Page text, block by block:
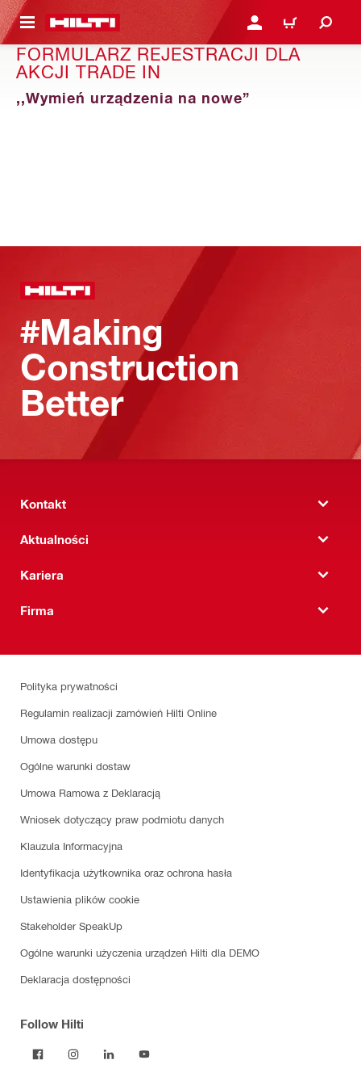
GŁÓWNEJ ZALOGUJ SIĘ LUB
KOSZYK
FORMULARZ REJESTRACJI DLA
AKCJI TRADE IN
,,Wymień urządzenia na nowe”
#Making
Construction
Better
Kontakt
Aktualności
Kariera
Firma
Polityka prywatności
Regulamin realizacji zamówień Hilti Online
Umowa dostępu
Ogólne warunki dostaw
Umowa Ramowa z Deklaracją
Wniosek dotyczący praw podmiotu danych
Klauzula Informacyjna
Identyfikacja użytkownika oraz ochrona hasła
Ustawienia plików cookie
Stakeholder SpeakUp
Ogólne warunki użyczenia urządzeń Hilti dla DEMO
Deklaracja dostępności
Follow Hilti